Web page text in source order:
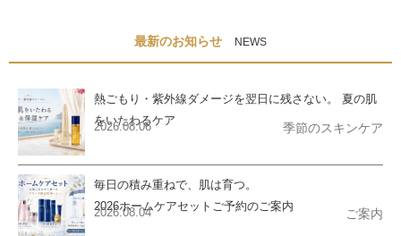
最新のお知らせ NEWS
熱ごもり・紫外線ダメージを翌日に残さない。 夏の肌
をいたわるケア
2026.08.06 季節のスキンケア
毎日の積み重ねで、肌は育つ。
2026ホームケアセットご予約のご案内
2026.08.04 ご案内